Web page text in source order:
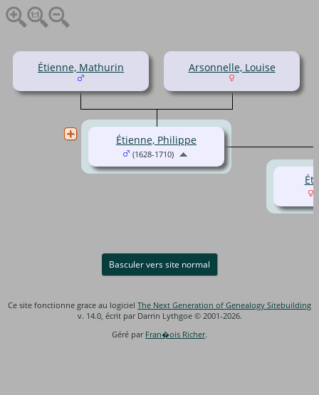
Étienne, Mathurin Arsonnelle, Louise
Étienne, Philippe
(1628-1710)
Basculer vers site normal
Ce site fonctionne grace au logiciel The Next Generation of Genealogy Sitebuilding
v. 14.0, écrit par Darrin Lythgoe © 2001-2026.
Géré par Fran�ois Richer.